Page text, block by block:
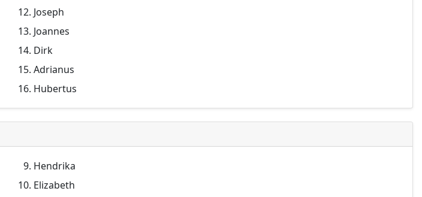
Joseph
Joannes
Dirk
Adrianus
Hubertus
Hendrika
Elizabeth